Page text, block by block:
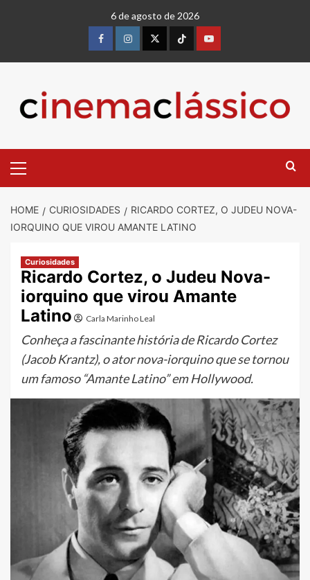
6 de agosto de 2026
FacebookinstagramtwitterTiktokyoutube
Menu
HOME CURIOSIDADES
RICARDO CORTEZ, O JUDEU NOVA-
IORQUINO QUE VIROU AMANTE LATINO
Curiosidades
Ricardo Cortez, o Judeu Nova-
iorquino que virou Amante
Latino
Carla Marinho Leal
Conheça a fascinante história de Ricardo Cortez
(Jacob Krantz), o ator nova-iorquino que se tornou
um famoso “Amante Latino” em Hollywood.